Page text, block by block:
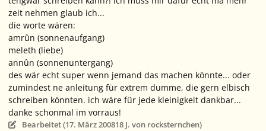
zeit nehmen glaub ich...
die worte wären:
amrûn (sonnenaufgang)
meleth (liebe)
annûn (sonnenuntergang)
des wär echt super wenn jemand das machen könnte... oder
zumindest ne anleitung für extrem dumme, die gern elbisch
schreiben könnten. ich wäre für jede kleinigkeit dankbar...
danke schonmal im vorraus!
Bearbeitet (17. März 200818 J. von rocksternchen)